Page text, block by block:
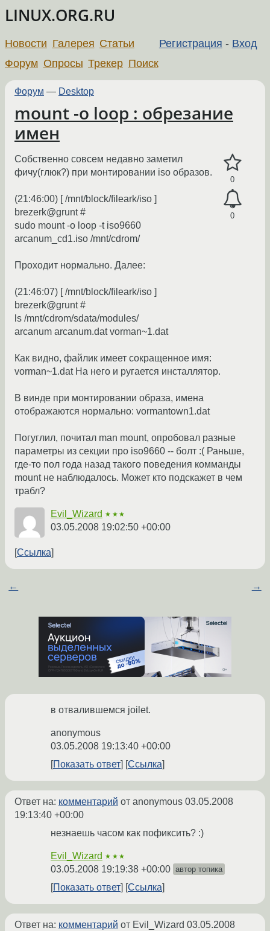
LINUX.ORG.RU
Регистрация - Вход
Новости Галерея Статьи
Форум Опросы Трекер Поиск
Форум — Desktop
mount -o loop : обрезание
имен
0
0
Собственно совсем недавно заметил
фичу(глюк?) при монтировании iso образов.
(21:46:00) [ /mnt/block/fileark/iso ]
brezerk@grunt #
sudo mount -o loop -t iso9660
arcanum_cd1.iso /mnt/cdrom/
Проходит нормально. Далее:
(21:46:07) [ /mnt/block/fileark/iso ]
brezerk@grunt #
ls /mnt/cdrom/sdata/modules/
arcanum arcanum.dat vorman~1.dat
Как видно, файлик имеет сокращенное имя:
vorman~1.dat На него и ругается инсталлятор.
В винде при монтировании образа, имена
отображаются нормально: vormantown1.dat
Погуглил, почитал man mount, опробовал разные
параметры из секции про iso9660 -- болт :( Раньше,
где-то пол года назад такого поведения комманды
mount не наблюдалось. Может кто подскажет в чем
трабл?
Evil_Wizard ★★★
03.05.2008 19:02:50 +00:00
Ссылка
← →
в отвалившемся joilet.
anonymous
03.05.2008 19:13:40 +00:00
Показать ответ
Ссылка
Ответ на: комментарий от anonymous 03.05.2008
19:13:40 +00:00
незнаешь часом как пофиксить? :)
Evil_Wizard ★★★
03.05.2008 19:19:38 +00:00 автор топика
Показать ответ Ссылка
Ответ на: комментарий от Evil_Wizard 03.05.2008